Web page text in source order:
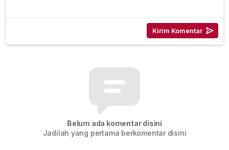
Belum ada komentar disini
Jadilah yang pertama berkomentar disini